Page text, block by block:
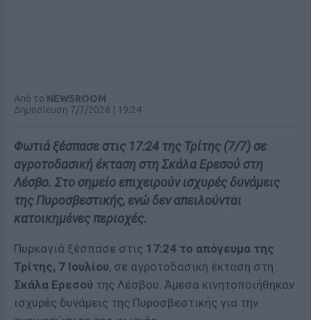
Από το NEWSROOM
Δημοσίευση 7/7/2026 | 19:24
Φωτιά ξέσπασε στις 17:24 της Τρίτης (7/7) σε
αγροτοδασική έκταση στη Σκάλα Ερεσού στη
Λέσβο. Στο σημείο επιχειρούν ισχυρές δυνάμεις
της Πυροσβεστικής, ενώ δεν απειλούνται
κατοικημένες περιοχές.
Πυρκαγιά ξέσπασε στις 17:24 το απόγευμα της
Τρίτης, 7 Ιουλίου, σε αγροτοδασική έκταση στη
Σκάλα Ερεσού της Λέσβου. Άμεσα κινητοποιήθηκαν
ισχυρές δυνάμεις της Πυροσβεστικής για την